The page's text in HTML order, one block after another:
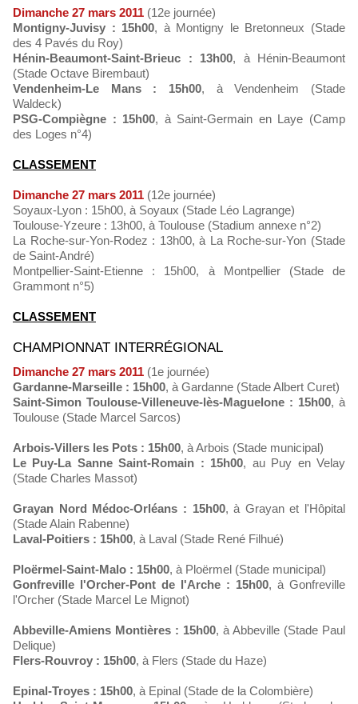
Dimanche 27 mars 2011 (12e journée)
Montigny-Juvisy : 15h00, à Montigny le Bretonneux (Stade
des 4 Pavés du Roy)
Hénin-Beaumont-Saint-Brieuc : 13h00, à Hénin-Beaumont
(Stade Octave Birembaut)
Vendenheim-Le Mans : 15h00, à Vendenheim (Stade
Waldeck)
PSG-Compiègne : 15h00, à Saint-Germain en Laye (Camp
des Loges n°4)
CLASSEMENT
Dimanche 27 mars 2011 (12e journée)
Soyaux-Lyon : 15h00, à Soyaux (Stade Léo Lagrange)
Toulouse-Yzeure : 13h00, à Toulouse (Stadium annexe n°2)
La Roche-sur-Yon-Rodez : 13h00, à La Roche-sur-Yon (Stade
de Saint-André)
Montpellier-Saint-Etienne : 15h00, à Montpellier (Stade de
Grammont n°5)
CLASSEMENT
CHAMPIONNAT INTERRÉGIONAL
Dimanche 27 mars 2011 (1e journée)
Gardanne-Marseille : 15h00, à Gardanne (Stade Albert Curet)
Saint-Simon Toulouse-Villeneuve-lès-Maguelone : 15h00, à
Toulouse (Stade Marcel Sarcos)
Arbois-Villers les Pots : 15h00, à Arbois (Stade municipal)
Le Puy-La Sanne Saint-Romain : 15h00, au Puy en Velay
(Stade Charles Massot)
Grayan Nord Médoc-Orléans : 15h00, à Grayan et l'Hôpital
(Stade Alain Rabenne)
Laval-Poitiers : 15h00, à Laval (Stade René Filhué)
Ploërmel-Saint-Malo : 15h00, à Ploërmel (Stade municipal)
Gonfreville l'Orcher-Pont de l'Arche : 15h00, à Gonfreville
l'Orcher (Stade Marcel Le Mignot)
Abbeville-Amiens Montières : 15h00, à Abbeville (Stade Paul
Delique)
Flers-Rouvroy : 15h00, à Flers (Stade du Haze)
Epinal-Troyes : 15h00, à Epinal (Stade de la Colombière)